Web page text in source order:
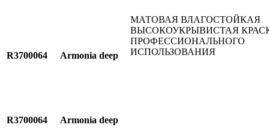
МАТОВАЯ ВЛАГОСТОЙКАЯ
ВЫСОКОУКРЫВИСТАЯ
ПРОФЕССИОНАЛЬНОГО
ИСПОЛЬЗОВАНИЯ
R3700064 Armonia deep
R3700064 Armonia deep